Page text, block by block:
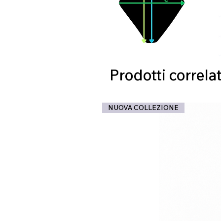
Prodotti
NUOVA COLLEZIONE